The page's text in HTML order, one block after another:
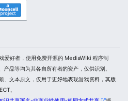
爱好者，使用免费开源的 MediaWiki 程序制
品等均为其各自所有者的资产，仅供识别。
、文本原文，仅用于更好地表现游戏资料，其版
。